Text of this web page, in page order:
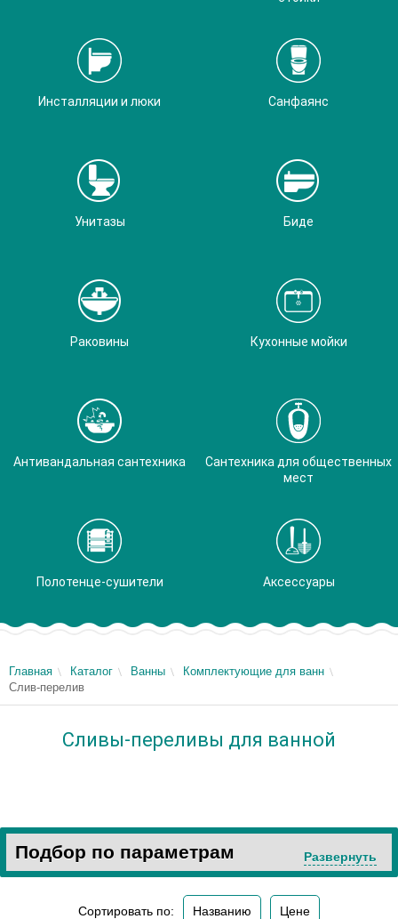
Инсталляции и люки Санфаянс
Унитазы Биде
Раковины Кухонные мойки
Антивандальная сантехника
Сантехника для общественных
мест
Полотенце-сушители Аксессуары
Главная Каталог Ванны
Комплектующие для ванн
Слив-перелив
Сливы-переливы для ванной
Подбор по параметрам Развернуть
Сортировать по: Названию Цене